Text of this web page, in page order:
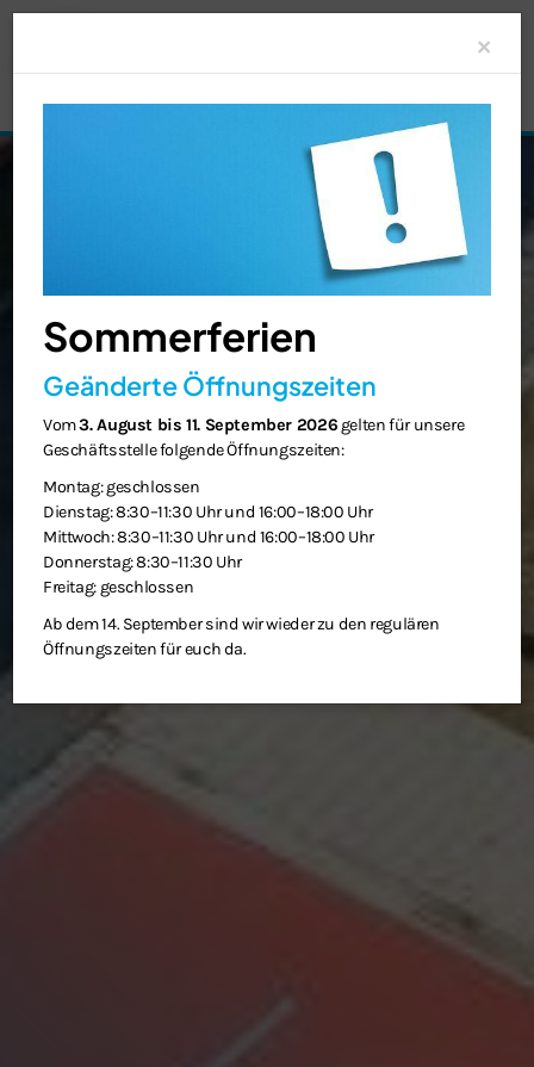
×
Sommerferien
Geänderte Öffnungszeiten
Vom3. August bis 11. September 2026 gelten für unsere
Geschäftsstelle folgende Öffnungszeiten:
Montag: geschlossen
Dienstag: 8:30–11:30 Uhr und 16:00–18:00 Uhr
Mittwoch: 8:30–11:30 Uhr und 16:00–18:00 Uhr
Donnerstag: 8:30–11:30 Uhr
Freitag: geschlossen
Ab dem 14. September sind wir wieder zu den regulären
Öffnungszeiten für euch da.